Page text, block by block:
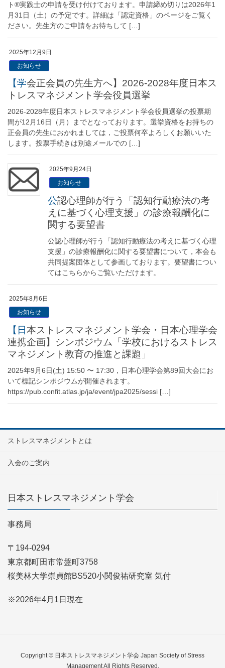
ト®実践士の申請を受け付けております。申請締め切りは2026年1
月31日（土）の予定です。詳細は「認定資格」のページをご覧く
ださい。先生方のご申請をお待ちして […]
2025年12月9日
お知らせ
【学会正会員の先生方へ】2026-2028年度日本ス
トレスマネジメント学会役員選挙
2026-2028年度日本ストレスマネジメント学会役員選挙の投票期
間が12月16日（月）までとなっております。選挙資格をお持ちの
正会員の先生におかれましては，ご投票何卒よろしくお願いいた
します。投票手続きは別途メールでの […]
2025年9月24日
お知らせ
公認心理師が行う「認知行動療法の考
えに基づく心理支援」の診療報酬化に
関する要望書
公認心理師が行う「認知行動療法の考えに基づく心理
支援」の診療報酬化に関する要望書について，本会も
共同提案団体として参画しております。要望書につい
てはこちらからご覧いただけます。
2025年8月6日
お知らせ
【日本ストレスマネジメント学会・日本心理学会
連携企画】シンポジウム「学校におけるストレス
マネジメント教育の推進と課題」
2025年9月6日(土) 15:50 〜 17:30，日本心理学会第89回大会にお
いて標記シンポジウムが開催されます。
https://pub.confit.atlas.jp/ja/event/jpa2025/sessi […]
ストレスマネジメントとは
入会のご案内
日本ストレスマネジメント学会
事務局
〒194-0294
東京都町田市常盤町3758
桜美林大学崇貞館BS520小関俊祐研究室 気付
※2026年4月1日現在
Copyright © 日本ストレスマネジメント学会 Japan Society of Stress
Management All Rights Reserved.